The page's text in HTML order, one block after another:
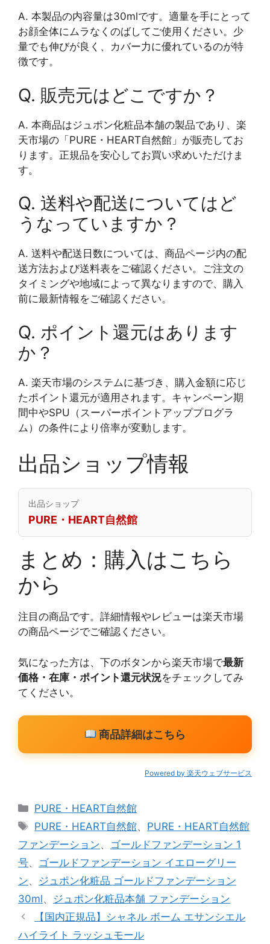
A. 本製品の内容量は30mlです。適量を手にとって
お顔全体にムラなくのばしてご使用ください。少
量でも伸びが良く、カバー力に優れているのが特
徴です。
Q. 販売元はどこですか？
A. 本商品はジュポン化粧品本舗の製品であり、楽
天市場の「PURE・HEART自然館」が販売してお
ります。正規品を安心してお買い求めいただけま
す。
Q. 送料や配送についてはど
うなっていますか？
A. 送料や配送日数については、商品ページ内の配
送方法および送料表をご確認ください。ご注文の
タイミングや地域によって異なりますので、購入
前に最新情報をご確認ください。
Q. ポイント還元はあります
か？
A. 楽天市場のシステムに基づき、購入金額に応じ
たポイント還元が適用されます。キャンペーン期
間中やSPU（スーパーポイントアッププログラ
ム）の条件により倍率が変動します。
出品ショップ情報
出品ショップ
PURE・HEART自然館
まとめ：購入はこちら
から
注目の商品です。詳細情報やレビューは楽天市場
の商品ページでご確認ください。
気になった方は、下のボタンから楽天市場で最新
価格・在庫・ポイント還元状況をチェックしてみ
てください。
商品詳細はこちら
Powered by 楽天ウェブサービス
カ
テ
リ
ー
PURE・HEART自然館
タ
グ
PURE・HEART自然館、 PURE・HEART自然館
ファンデーション、 ゴールドファンデーション 1
号、 ゴールドファンデーション イエローグリー
ン、 ジュポン化粧品 ゴールドファンデーション
30ml、 ジュポン化粧品本舗 ファンデーション
【国内正規品】シャネル ボーム エサンシエル
ハイライト ラッシュモール